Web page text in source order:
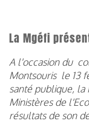
La Mgéfi
A l'occasion du
Montsouris le 13
santé publique,
Ministères de
résultats de son